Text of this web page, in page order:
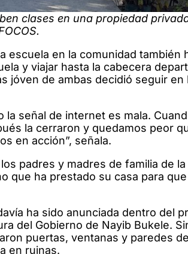
clases en una propiedad
escuela en la comunidad también
y viajar hasta la cabecera
jóven de ambas decidió seguir en
señal de internet es mala.
la cerraron y quedamos peor
en acción”, señala.
padres y madres de familia de la
que ha prestado su casa para
ha sido anunciada dentro del
del Gobierno de Nayib Bukele.
puertas, ventanas y paredes
en ruinas.